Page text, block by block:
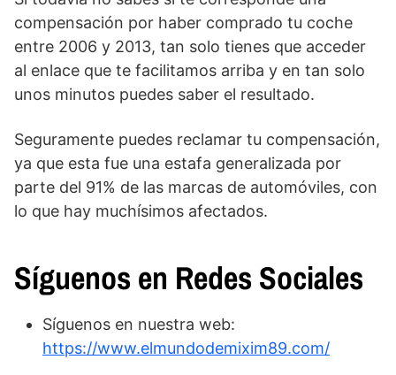
compensación por haber comprado tu coche
entre 2006 y 2013, tan solo tienes que acceder
al enlace que te facilitamos arriba y en tan solo
unos minutos puedes saber el resultado.
Seguramente puedes reclamar tu compensación,
ya que esta fue una estafa generalizada por
parte del 91% de las marcas de automóviles, con
lo que hay muchísimos afectados.
Síguenos en Redes Sociales
Síguenos en nuestra web:
https://www.elmundodemixim89.com/